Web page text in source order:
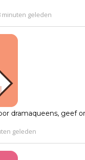
minuten geleden
dramaqueens, geef
geleden